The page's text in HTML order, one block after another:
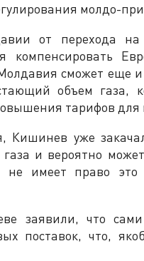
молдо-
от перехода на
компенсировать
сможет еще и
объем
тарифов для
Кишинев уже
газа и вероятно
имеет право это
заявили, что
поставок, что,